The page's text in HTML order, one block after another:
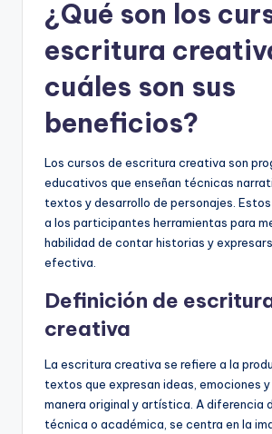
¿Qué son los
escritura
cuáles son sus
beneficios?
Los cursos de escritura creativa son
educativos que enseñan técnicas
textos y desarrollo de personajes.
a los participantes herramientas para
habilidad de contar historias y
efectiva.
Definición de
creativa
La escritura creativa se refiere a la
textos que expresan ideas, emociones
manera original y artística. A diferencia
técnica o académica, se centra en la